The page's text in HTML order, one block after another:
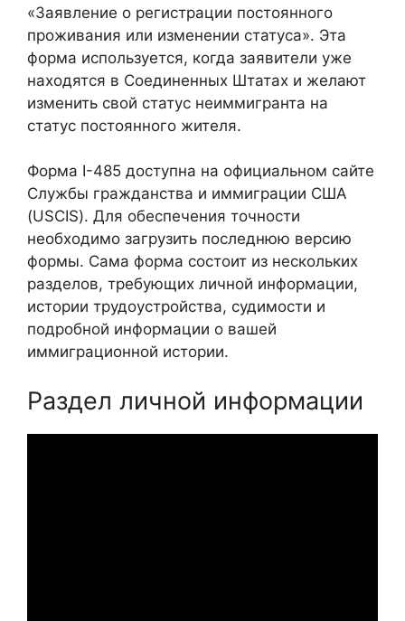
«Заявление о регистрации постоянного
проживания или изменении статуса». Эта
форма используется, когда заявители уже
находятся в Соединенных Штатах и ​​желают
изменить свой статус неиммигранта на
статус постоянного жителя.
Форма I-485 доступна на официальном сайте
Службы гражданства и иммиграции США
(USCIS). Для обеспечения точности
необходимо загрузить последнюю версию
формы. Сама форма состоит из нескольких
разделов, требующих личной информации,
истории трудоустройства, судимости и
подробной информации о вашей
иммиграционной истории.
Раздел личной информации